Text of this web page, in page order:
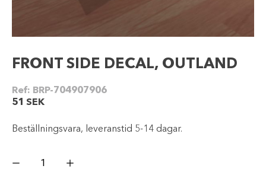
FRONT SIDE DECAL, OUTLAND
Ref: BRP-704907906
51 SEK
Beställningsvara, leveranstid 5-14 dagar.
SIDE